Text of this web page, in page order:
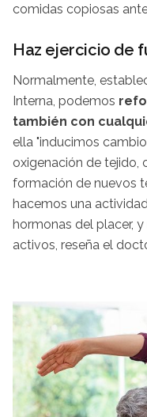
comidas copiosas
Haz ejercicio de
Normalmente,
Interna, podemos
también con
ella "inducimos
oxigenación de tejido,
formación de nuevos
hacemos una
hormonas del placer,
activos, reseña el